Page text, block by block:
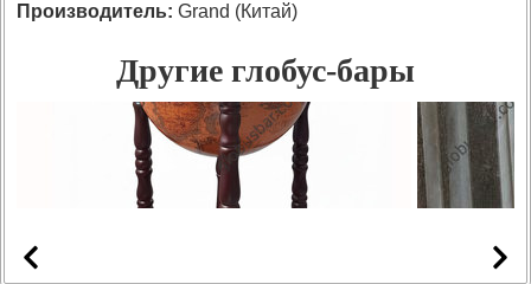
Производитель: Grand (Китай)
Другие глобус-бары